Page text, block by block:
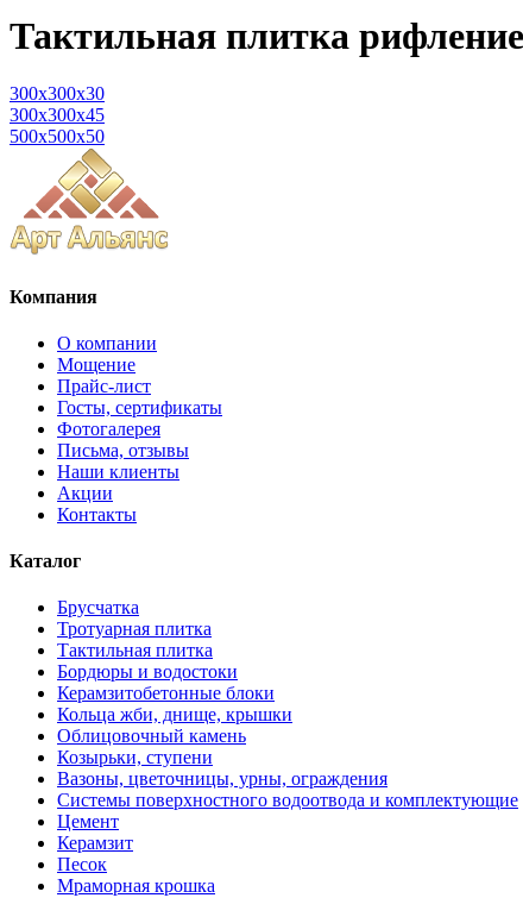
Тактильная плитка
300х300х30
300х300х45
500x500x50
Компания
О компании
Мощение
Прайс-лист
Госты, сертификаты
Фотогалерея
Письма, отзывы
Наши клиенты
Акции
Контакты
Каталог
Брусчатка
Тротуарная плитка
Тактильная плитка
Бордюры и водостоки
Керамзитобетонные блоки
Кольца жби, днище, крышки
Облицовочный камень
Козырьки, ступени
Вазоны, цветочницы, урны, ограждения
Системы поверхностного водоотвода и комплектующие
Цемент
Керамзит
Песок
Мраморная крошка